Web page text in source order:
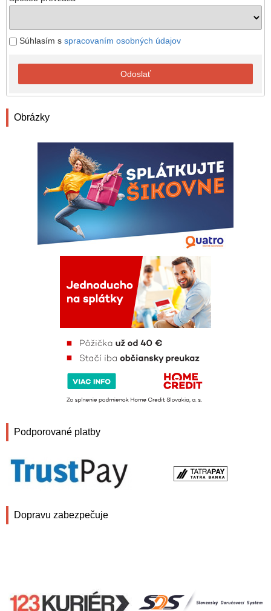
Súhlasím s spracovaním osobných údajov
Odoslať
Obrázky
Podporované platby
Dopravu zabezpečuje